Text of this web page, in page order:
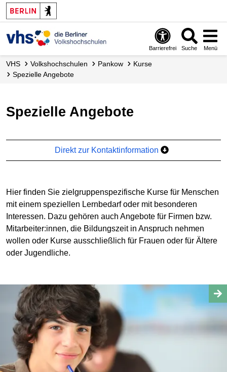
Barrierefrei Suche Menü
VHS Volks­hochschulen Pankow
Kurse
Spezielle Angebote
Spezielle Angebote
Direkt zur Kontaktinformation
Hier finden Sie zielgruppenspezifische Kurse für Menschen
mit einem speziellen Lernbedarf oder mit besonderen
Interessen. Dazu gehören auch Angebote für Firmen bzw.
Mitarbeiter:innen, die Bildungszeit in Anspruch nehmen
wollen oder Kurse ausschließlich für Frauen oder für Ältere
oder Jugendliche.